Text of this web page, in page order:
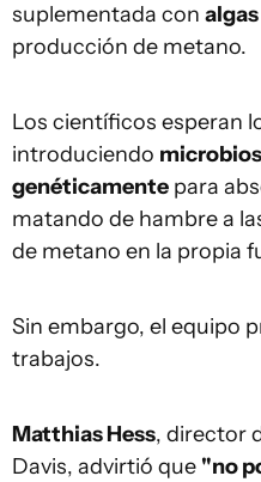
suplementada con
producción de metano.
Los científicos esperan
introduciendo
genéticamente para
matando de hambre a
de metano en la propia
Sin embargo, el equipo
trabajos.
Matthias Hess, director
Davis, advirtió que "no